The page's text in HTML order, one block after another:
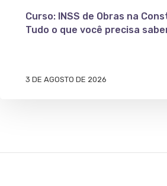
Curso: INSS de Obras na
Tudo o que você precisa
3 DE AGOSTO DE 2026